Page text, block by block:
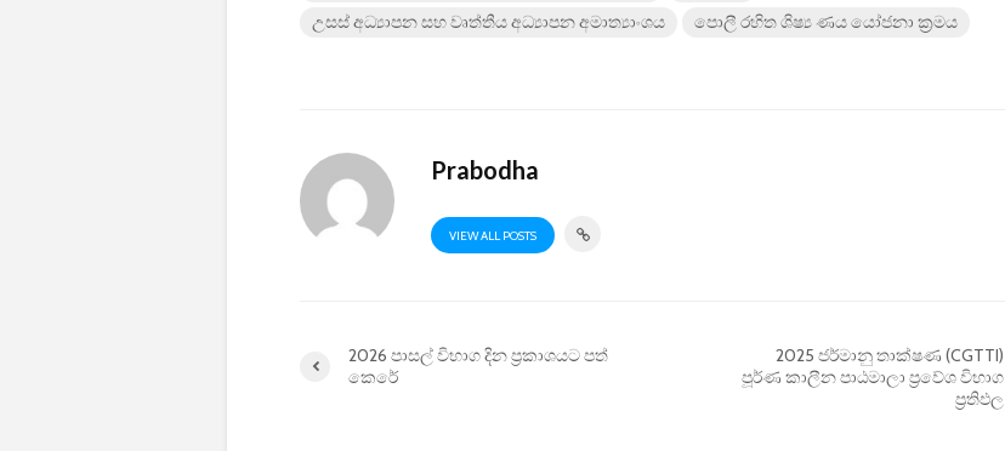
උසස් අධ්‍යාපන සහ වෘත්තීය අධ්‍යාපන අමාත්‍යාංශය
පොලී රහිත ශිෂ්‍ය ණය යෝජනා ක්‍රමය
Prabodha
VIEW ALL POSTS
2026 පාසල් විභාග දින ප්‍රකාශයට පත්
කෙරේ
2025 ජර්මානු තාක්ෂණ (CGTTI)
පූර්ණ කාලීන පාඨමාලා ප්‍රවේශ විභාග
ප්‍රතිඵල